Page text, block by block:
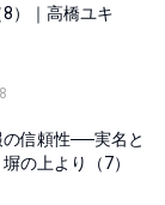
）｜高橋ユキ
信頼性──実名と
の上より（7）